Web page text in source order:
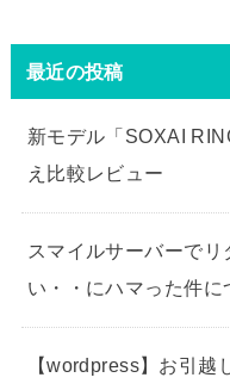
最近の投稿
新モデル「SOXAI
え比較レビュー
スマイルサーバーで
い・・にハマった件に
【wordpress】お引